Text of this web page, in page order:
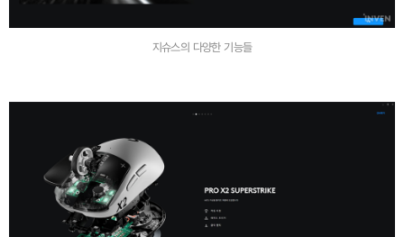
지슈스의 다양한 기능들